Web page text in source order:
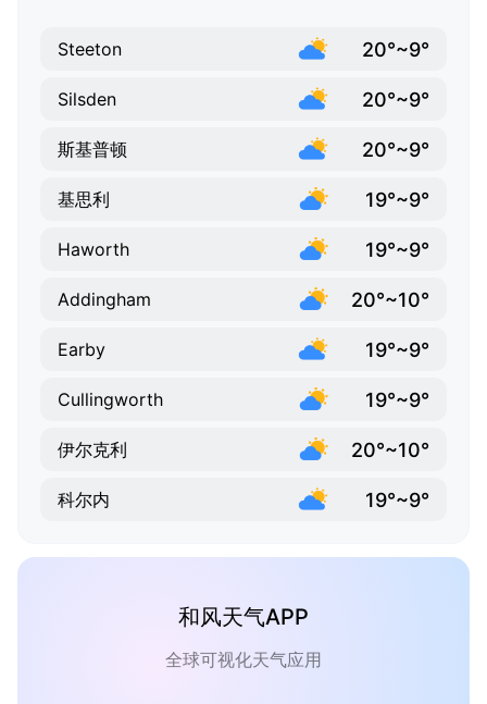
Steeton 20°~9°
Silsden 20°~9°
斯基普顿 20°~9°
基思利 19°~9°
Haworth 19°~9°
Addingham 20°~10°
Earby 19°~9°
Cullingworth 19°~9°
伊尔克利 20°~10°
科尔内 19°~9°
和风天气APP
全球可视化天气应用